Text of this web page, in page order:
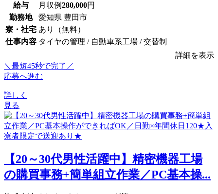
給与 月収例280,000円
勤務地
愛知県 豊田市
寮・社宅 あり（無料）
仕事内容 タイヤの管理 / 自動車系工場 / 交替制
詳細を表示
＼最短45秒で完了／
応募へ進む
詳しく
見る
【20～30代男性活躍中】精密機器工場
の購買事務+簡単組立作業／PC基本操...